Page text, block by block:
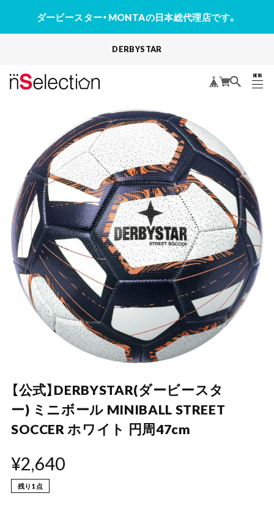
ダービースター・MONTAの日本総代理店です。
DERBYSTAR
MENU
CLOSE
【公式】DERBYSTAR(ダービースタ
ー) ミニボール MINIBALL STREET
SOCCER ホワイト 円周47cm
¥2,640
残り1点